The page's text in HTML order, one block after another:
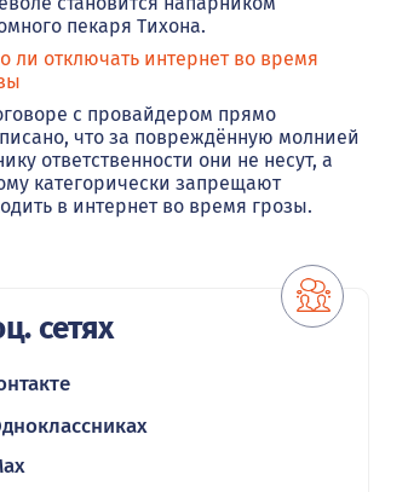
пекаря Тихона.
ли отключать интернет во время
с провайдером прямо
что за повреждённую молнией
ответственности они не несут, а
категорически запрещают
в интернет во время грозы.
сетях